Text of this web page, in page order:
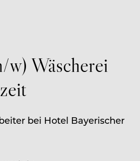
w) Wäscherei
bei Hotel Bayerischer